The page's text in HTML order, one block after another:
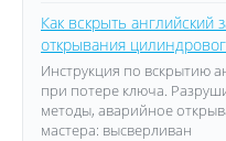
Как вскрыть английский
открывания
Инструкция по вскрытию
при потере ключа.
методы, аварийное
мастера: высверливан